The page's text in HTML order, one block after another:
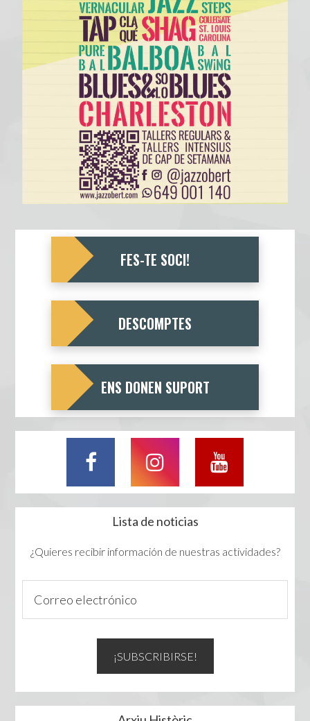
FES-TE SOCI!
DESCOMPTES
ENS DONEN SUPORT
Lista de noticias
¿Quieres recibir información de nuestras actividades?